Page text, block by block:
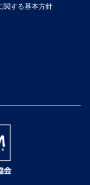
関する基本方針